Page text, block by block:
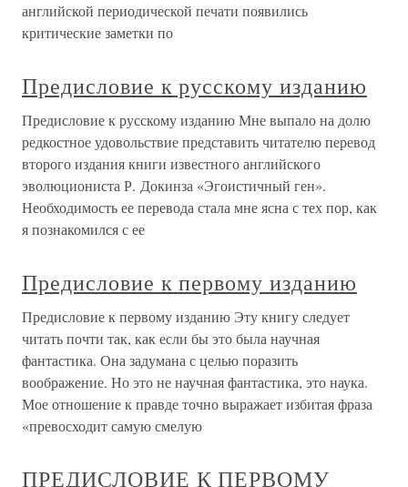
английской периодической печати появились
критические заметки по
Предисловие к русскому изданию
Предисловие к русскому изданию Мне выпало на долю
редкостное удовольствие представить читателю перевод
второго издания книги известного английского
эволюциониста Р. Докинза «Эгоистичный ген».
Необходимость ее перевода стала мне ясна с тех пор, как
я познакомился с ее
Предисловие к первому изданию
Предисловие к первому изданию Эту книгу следует
читать почти так, как если бы это была научная
фантастика. Она задумана с целью поразить
воображение. Но это не научная фантастика, это наука.
Мое отношение к правде точно выражает избитая фраза
«превосходит самую смелую
ПРЕДИСЛОВИЕ К ПЕРВОМУ